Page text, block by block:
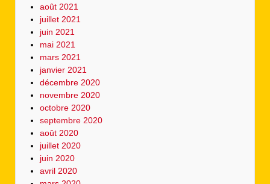
août 2021
juillet 2021
juin 2021
mai 2021
mars 2021
janvier 2021
décembre 2020
novembre 2020
octobre 2020
septembre 2020
août 2020
juillet 2020
juin 2020
avril 2020